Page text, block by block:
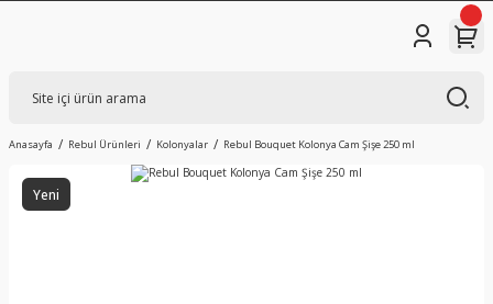
Anasayfa Rebul Ürünleri Kolonyalar Rebul Bouquet Kolonya Cam Şişe 250 ml
Yeni